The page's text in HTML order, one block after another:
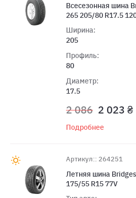
Всесезонная шина
265 205/80 R17.5
Ширина:
205
Профиль:
80
Диаметр:
17.5
2 086 2 023 ₴
Подробнее
Артикул:: 264251
Летняя шина
175/55 R15 77V